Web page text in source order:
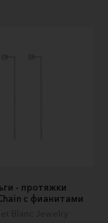
- протяжки
с фианитами
Blanc Jewelry